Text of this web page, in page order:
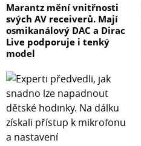
Marantz mění vnitřnosti
svých AV receiverů. Mají
osmikanálový DAC a Dirac
Live podporuje i tenký
model